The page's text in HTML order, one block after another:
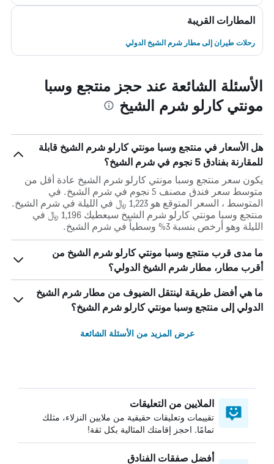
المطارات القريبة
رحلات طيران إلى مطار شرم الشيخ الدولي
الأسئلة الشائعة عند حجز منتجع وسبا
مونتي كارلو شرم الشيخ
هل الأسعار في منتجع وسبا مونتي كارلو شرم الشيخ قابلة
للمقارنة بفنادق 5 نجوم في شرم الشيخ؟
يكون سعر منتجع وسبا مونتي كارلو شرم الشيخ عادة أقل من
متوسط ​​سعر فندق مصنف 5 نجوم في شرم الشيخ. في
المتوسط ، السعر المتوقع هو 1,223 ﷼ في الليلة في شرم الشيخ.
منتجع وسبا مونتي كارلو شرم الشيخ سيعطيك 1,196 ﷼ في
الليلة وهو أرخص بنسبة 3% وسطياً في شرم الشيخ.
ما مدى قرب منتجع وسبا مونتي كارلو شرم الشيخ من
أقرب مطار، مطار شرم الشيخ الدولي؟
ما هي أفضل طريقة لينتقل الضيوف من مطار شرم الشيخ
الدولي إلى منتجع وسبا مونتي كارلو شرم الشيخ؟
عرض المزيد من الأسئلة الشائعة
الملايين من التعليقات
تقييمات وتعليقات حقيقية من ملايين النزلاء، مثلك
تمامًا. احجز إقامتك المثالية بكل ثقة!
أفضل صفقات الفنادق